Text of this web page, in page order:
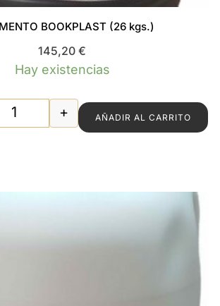
BOOKPLAST (26 kgs.)
145,20 €
Hay existencias
PEGAMENTO BOOKPLAST (26 kgs.)
+ AÑADIR AL CARRITO